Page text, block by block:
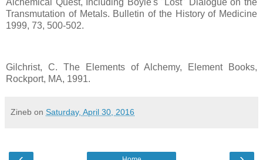
Transmutation of Metals. Bulletin of the History of Medicine
1999, 73, 500-502.
Gilchrist, C. The Elements of Alchemy, Element Books,
Rockport, MA, 1991.
Zineb on Saturday, April 30, 2016